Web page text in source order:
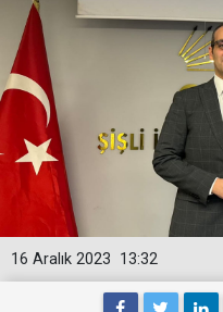
13:32
16 Aralık 2023